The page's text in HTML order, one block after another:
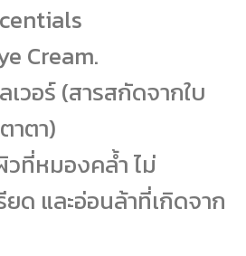
เวอร์ (สารสกัดจากใบ
าตา)
ที่หมองคล้ำ ไม่
ด และอ่อนล้าที่เกิดจาก